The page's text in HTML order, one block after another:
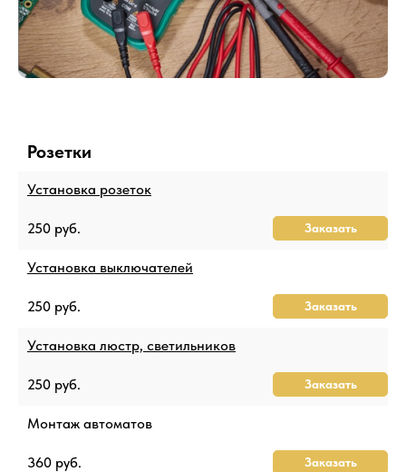
Розетки
Установка розеток
250 руб. Заказать
Установка выключателей
250 руб. Заказать
Установка люстр, светильников
250 руб. Заказать
Монтаж автоматов
360 руб. Заказать